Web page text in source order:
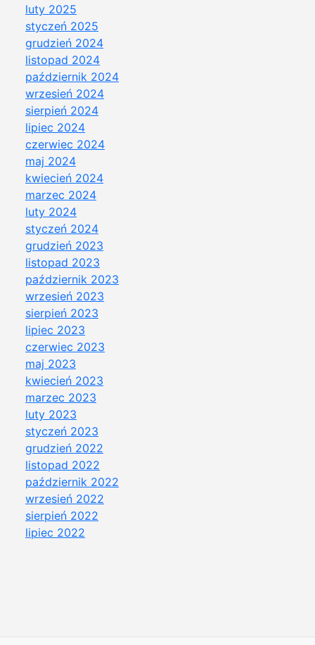
luty 2025
styczeń 2025
grudzień 2024
listopad 2024
październik 2024
wrzesień 2024
sierpień 2024
lipiec 2024
czerwiec 2024
maj 2024
kwiecień 2024
marzec 2024
luty 2024
styczeń 2024
grudzień 2023
listopad 2023
październik 2023
wrzesień 2023
sierpień 2023
lipiec 2023
czerwiec 2023
maj 2023
kwiecień 2023
marzec 2023
luty 2023
styczeń 2023
grudzień 2022
listopad 2022
październik 2022
wrzesień 2022
sierpień 2022
lipiec 2022